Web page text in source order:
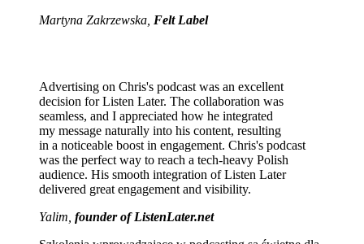
Martyna Zakrzewska, Felt Label
Advertising on Chris's podcast was an excellent
decision for Listen Later. The collaboration was
seamless, and I appreciated how he integrated
my message naturally into his content, resulting
in a noticeable boost in engagement. Chris's podcast
was the perfect way to reach a tech-heavy Polish
audience. His smooth integration of Listen Later
delivered great engagement and visibility.
Yalim, founder of ListenLater.net